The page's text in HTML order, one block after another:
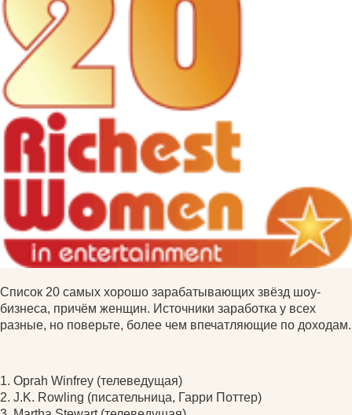
Список 20 самых хорошо зарабатывающих звёзд шоу-
бизнеса, причём женщин. Источники заработка у всех
разные, но поверьте, более чем впечатляющие по доходам.
1. Oprah Winfrey (телеведущая)
2. J.K. Rowling (писательница, Гарри Поттер)